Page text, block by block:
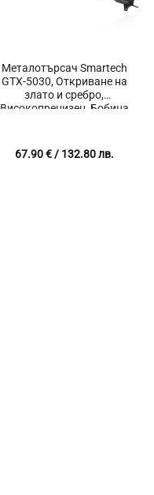
Металотърсач Smartech
GTX-5030, Откриване на
злато и сребро,
Високопрецизен, Бобина
67.90€/ 132.80 лв.